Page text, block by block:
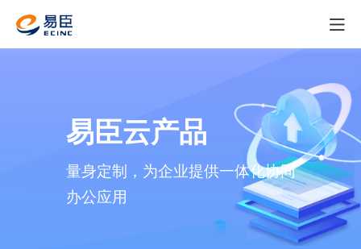
量身定制， 为企业提供一体化协同
办公应用
易臣云产品